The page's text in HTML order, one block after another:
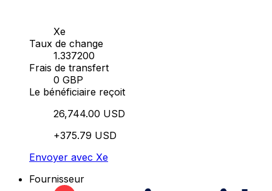
Xe
Taux de change
1.337200
Frais de transfert
0 GBP
Le bénéficiaire reçoit
26,744.00 USD
+375.79 USD
Envoyer avec Xe
Fournisseur